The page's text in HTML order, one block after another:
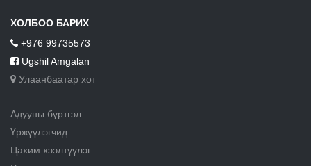
ХОЛБОО БАРИХ
+976 99735573
Ugshil Amgalan
Улаанбаатар хот
Адууны бүртгэл
Үржүүлэгчид
Цахим хээлтүүлэг